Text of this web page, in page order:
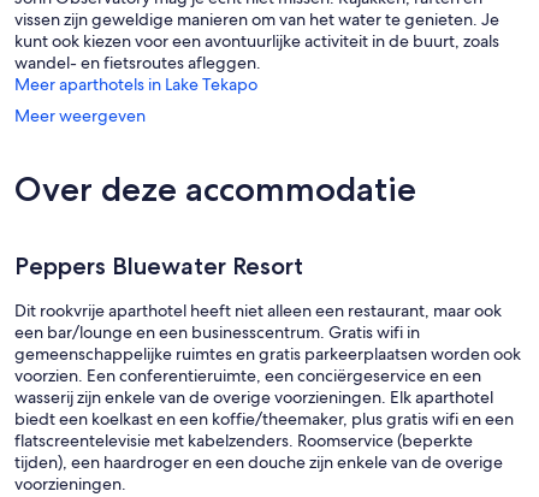
vissen zijn geweldige manieren om van het water te genieten. Je
kunt ook kiezen voor een avontuurlijke activiteit in de buurt, zoals
wandel- en fietsroutes afleggen.
Meer aparthotels in Lake Tekapo
Meer weergeven
Over deze accommodatie
Peppers Bluewater Resort
Dit rookvrije aparthotel heeft niet alleen een restaurant, maar ook
een bar/lounge en een businesscentrum. Gratis wifi in
gemeenschappelijke ruimtes en gratis parkeerplaatsen worden ook
voorzien. Een conferentieruimte, een conciërgeservice en een
wasserij zijn enkele van de overige voorzieningen. Elk aparthotel
biedt een koelkast en een koffie/theemaker, plus gratis wifi en een
flatscreentelevisie met kabelzenders. Roomservice (beperkte
tijden), een haardroger en een douche zijn enkele van de overige
voorzieningen.